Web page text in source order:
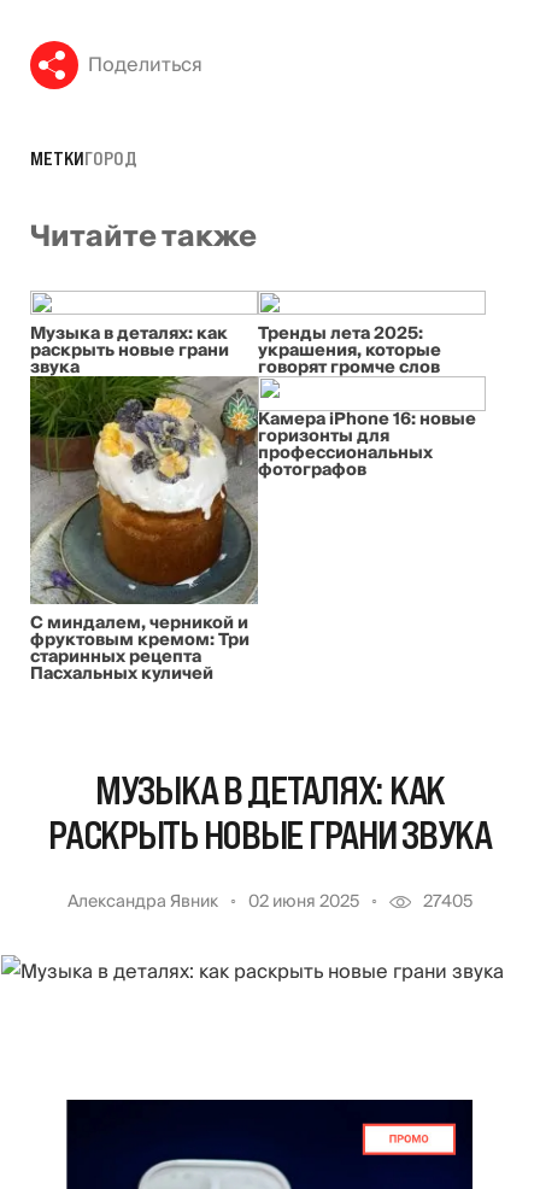
Поделиться
МЕТКИГОРОД
Читайте также
Музыка в деталях: как
раскрыть новые грани
звука
Тренды лета 2025:
украшения, которые
говорят громче слов
С миндалем, черникой и
фруктовым кремом: Три
старинных рецепта
Пасхальных куличей
Камера iPhone 16: новые
горизонты для
профессиональных
фотографов
МУЗЫКА В ДЕТАЛЯХ: КАК
РАСКРЫТЬ НОВЫЕ ГРАНИ ЗВУКА
Александра Явник 02 июня 2025 27405